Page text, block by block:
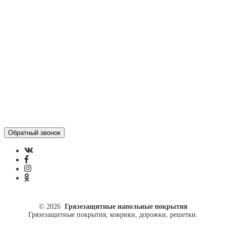
© 2026 Грязезащитные напольные покрытия
Грязезащитные покрытия, коврики, дорожки, решетки.